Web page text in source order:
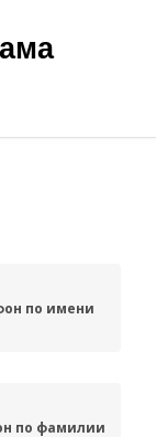
по имени
по фамилии